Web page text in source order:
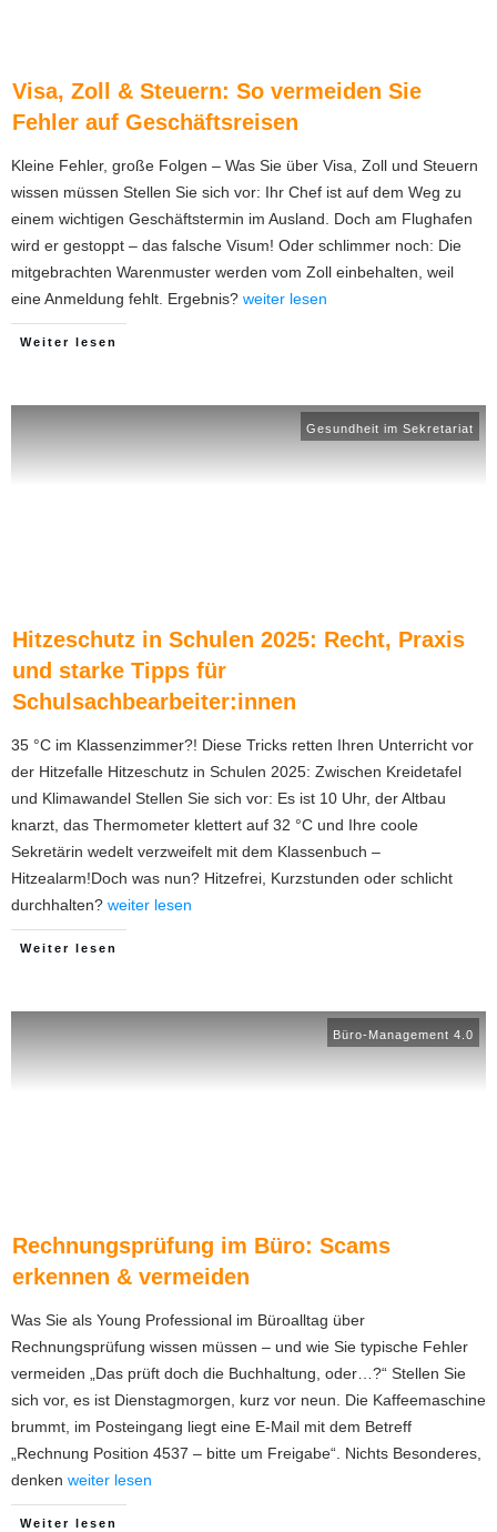
Visa, Zoll & Steuern: So vermeiden Sie
Fehler auf Geschäftsreisen
Kleine Fehler, große Folgen – Was Sie über Visa, Zoll und Steuern
wissen müssen Stellen Sie sich vor: Ihr Chef ist auf dem Weg zu
einem wichtigen Geschäftstermin im Ausland. Doch am Flughafen
wird er gestoppt – das falsche Visum! Oder schlimmer noch: Die
mitgebrachten Warenmuster werden vom Zoll einbehalten, weil
eine Anmeldung fehlt. Ergebnis? weiter lesen
Weiter lesen
Gesundheit im Sekretariat
Hitzeschutz in Schulen 2025: Recht, Praxis
und starke Tipps für
Schulsachbearbeiter:innen
35 °C im Klassenzimmer?! Diese Tricks retten Ihren Unterricht vor
der Hitzefalle Hitzeschutz in Schulen 2025: Zwischen Kreidetafel
und Klimawandel Stellen Sie sich vor: Es ist 10 Uhr, der Altbau
knarzt, das Thermometer klettert auf 32 °C und Ihre coole
Sekretärin wedelt verzweifelt mit dem Klassenbuch –
Hitzealarm!Doch was nun? Hitzefrei, Kurzstunden oder schlicht
durchhalten? weiter lesen
Weiter lesen
Büro-Management 4.0
Rechnungsprüfung im Büro: Scams
erkennen & vermeiden
Was Sie als Young Professional im Büroalltag über
Rechnungsprüfung wissen müssen – und wie Sie typische Fehler
vermeiden „Das prüft doch die Buchhaltung, oder…?“ Stellen Sie
sich vor, es ist Dienstagmorgen, kurz vor neun. Die Kaffeemaschine
brummt, im Posteingang liegt eine E-Mail mit dem Betreff
„Rechnung Position 4537 – bitte um Freigabe“. Nichts Besonderes,
denken weiter lesen
Weiter lesen